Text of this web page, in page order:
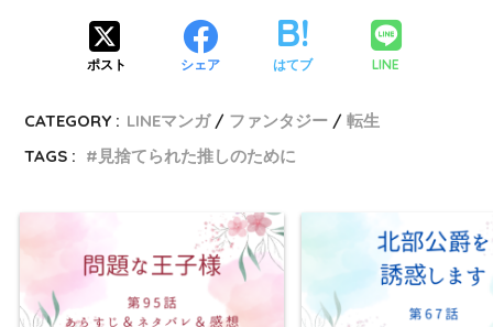
ポスト シェア はてブ LINE
CATEGORY : LINEマンガ ファンタジー
転生
TAGS :
見捨てられた推しのために